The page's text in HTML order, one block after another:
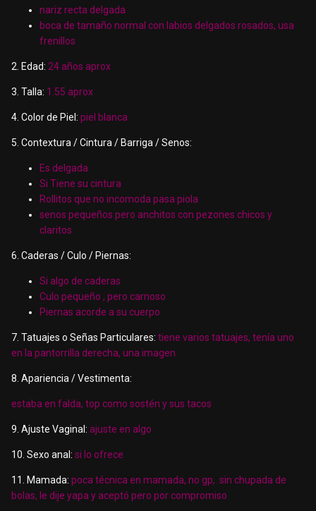
nariz recta delgada
boca de tamaño normal con labios delgados rosados, usa
frenillos
2. Edad: 24 años aprox
3. Talla: 1.55 aprox
4. Color de Piel: piel blanca
5. Contextura / Cintura / Barriga / Senos:
Es delgada
Si Tiene su cintura
Rollitos que no incomoda pasa piola
senos pequeños pero anchitos con pezones chicos y
claritos
6. Caderas / Culo / Piernas:
Si algo de caderas
Culo pequeño , pero carnoso
Piernas acorde a su cuerpo
7. Tatuajes o Señas Particulares: tiene varios tatuajes, tenía uno
en la pantorrilla derecha, una imagen
8. Apariencia / Vestimenta:
estaba en falda, top como sostén y sus tacos
9. Ajuste Vaginal: ajuste en algo
10. Sexo anal: si lo ofrece
11. Mamada: poca técnica en mamada, no gp, sin chupada de
bolas, le dije yapa y aceptó pero por compromiso